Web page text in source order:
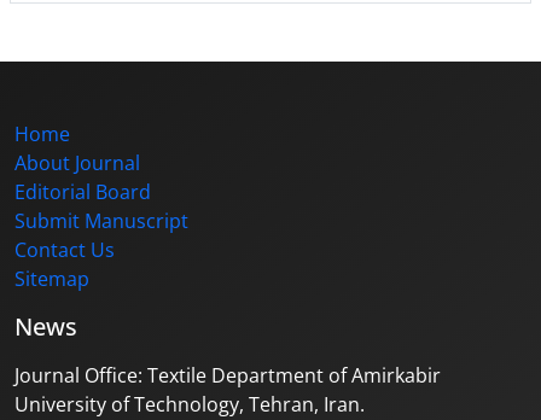
Home
About Journal
Editorial Board
Submit Manuscript
Contact Us
Sitemap
News
Journal Office: Textile Department of Amirkabir
University of Technology, Tehran, Iran.